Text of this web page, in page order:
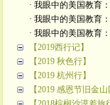
· 我眼中的美国教育
· 我眼中的美国教育
· 我眼中的美国教育
【2019西行记】
【2019 秋色行】
【2019 杭州行】
【2019 感恩节旧金山